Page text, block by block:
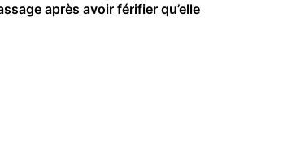
après avoir férifier qu’elle